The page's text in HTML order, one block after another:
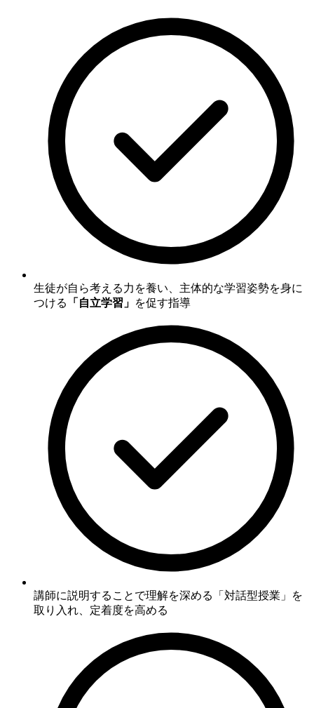
生徒が自ら考える力を養い、主体的な学習姿勢を身に
つける
「自立学習」 を促す指導
講師に説明することで理解を深める「対話型授業」を
取り入れ、定着度を高める